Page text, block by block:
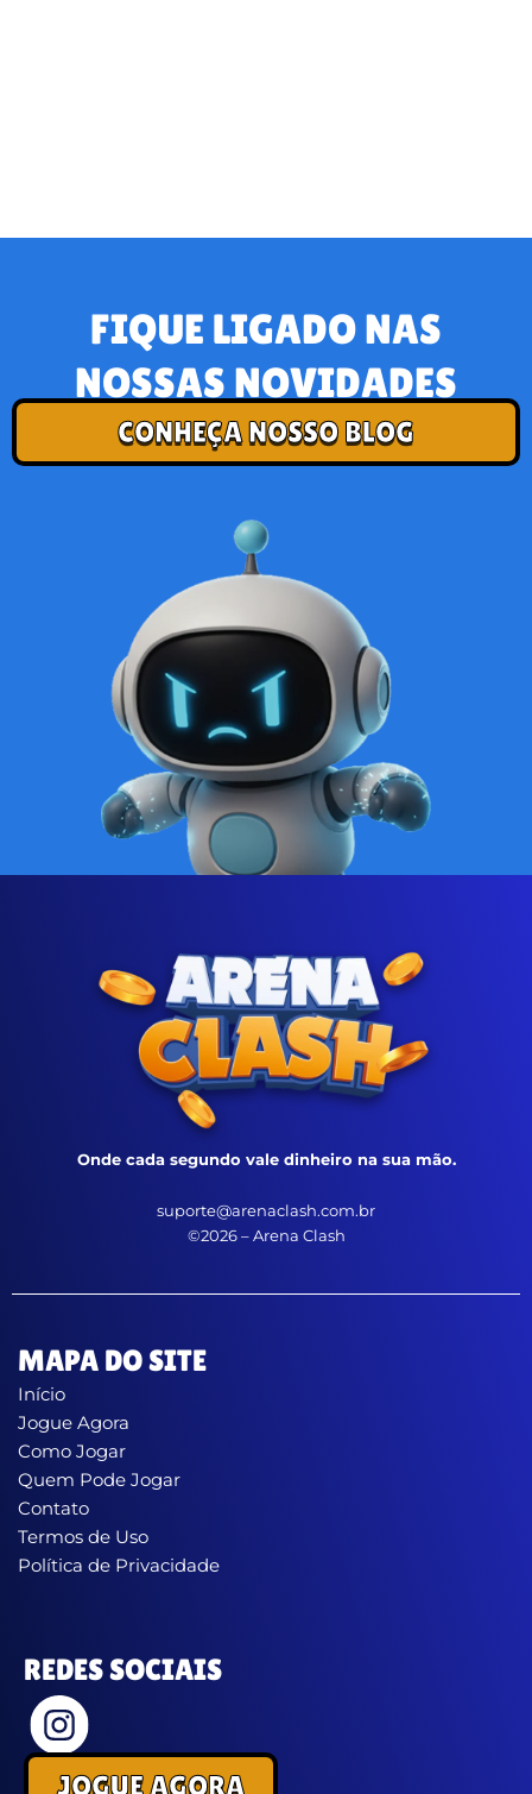
FIQUE LIGADO NAS
NOSSAS NOVIDADES
CONHEÇA NOSSO BLOG
Onde cada segundo vale dinheiro na sua mão.
suporte@arenaclash.com.br
©2026 – Arena Clash
MAPA DO SITE
Início
Jogue Agora
Como Jogar
Quem Pode Jogar
Contato
Termos de Uso
Política de Privacidade
REDES SOCIAIS
JOGUE AGORA